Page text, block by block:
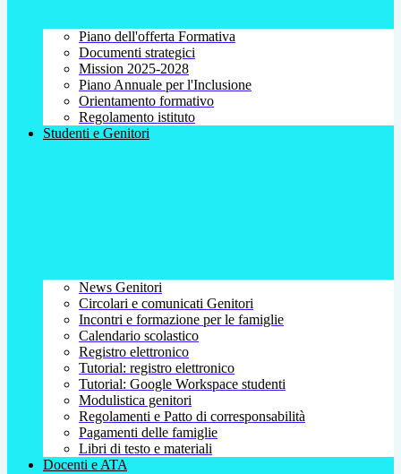
Piano dell'offerta Formativa
Documenti strategici
Mission 2025-2028
Piano Annuale per l'Inclusione
Orientamento formativo
Regolamento istituto
Studenti e Genitori
News Genitori
Circolari e comunicati Genitori
Incontri e formazione per le famiglie
Calendario scolastico
Registro elettronico
Tutorial: registro elettronico
Tutorial: Google Workspace studenti
Modulistica genitori
Regolamenti e Patto di corresponsabilità
Pagamenti delle famiglie
Libri di testo e materiali
Docenti e ATA